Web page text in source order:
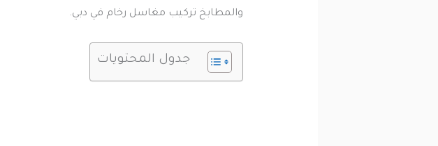
والمطابخ تركيب مغاسل رخام في دبي.
جدول المحتويات